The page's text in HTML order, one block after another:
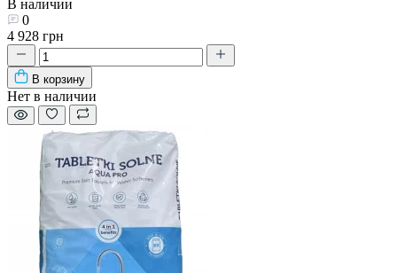
В наличии
0
4 928 грн
В корзину
Нет в наличии